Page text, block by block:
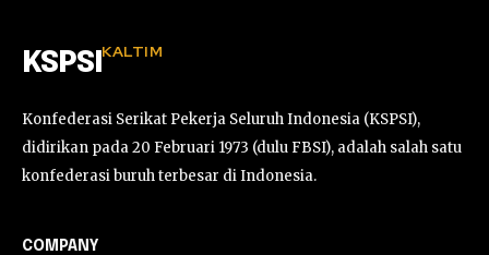
KSPSI KALTIM
Konfederasi Serikat Pekerja Seluruh Indonesia (KSPSI),
didirikan pada 20 Februari 1973 (dulu FBSI), adalah salah satu
konfederasi buruh terbesar di Indonesia.
COMPANY